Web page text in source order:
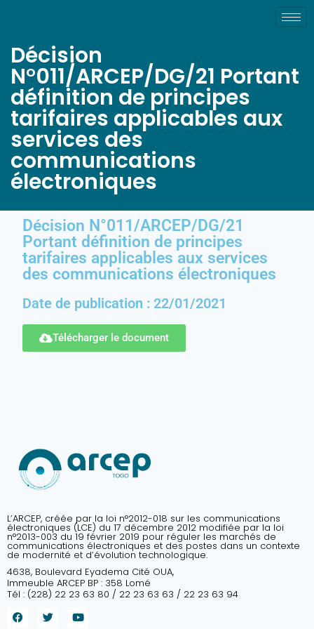
Décision
N°011/ARCEP/DG/21 Portant
définition de principes
tarifaires applicables aux
services des
communications
électroniques
Décision N°011/ARCEP/DG/21
Portant définition de principes
tarifaires applicables aux services
des communications électroniques
Date de publication : 22/01/2021
Télécharger le document
L’ARCEP, créée par la loi n°2012-018 sur les communications
électroniques (LCE) du 17 décembre 2012 modifiée par la loi
n°2013-003 du 19 février 2019 pour réguler les marchés de
communications électroniques et des postes dans un contexte
de modernité et d’évolution technologique.
4638, Boulevard Eyadema Cité OUA,
Immeuble ARCEP BP : 358 Lomé
Tél : (228) 22 23 63 80 / 22 23 63 63 / 22 23 63 94